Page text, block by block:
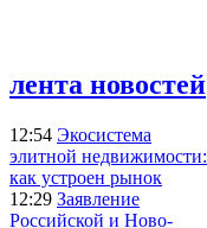
лента новостей
12:54 Экосистема
элитной недвижимости:
как устроен рынок
12:29 Заявление
Российской и Ново-